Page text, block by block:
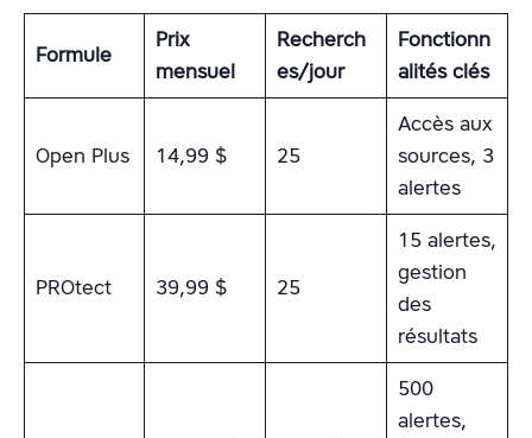
Formule
Prix
mensuel
Recherch
es/jour
Fonctionn
alités clés
Open Plus 14,99 $ 25
Accès aux
sources, 3
alertes
PROtect 39,99 $ 25
15 alertes,
gestion
des
résultats
500
alertes,